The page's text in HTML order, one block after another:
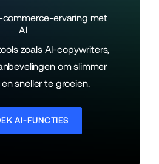
commerce-ervaring met
AI
zoals AI-copywriters,
om slimmer
sneller te groeien.
AI-FUNCTIES